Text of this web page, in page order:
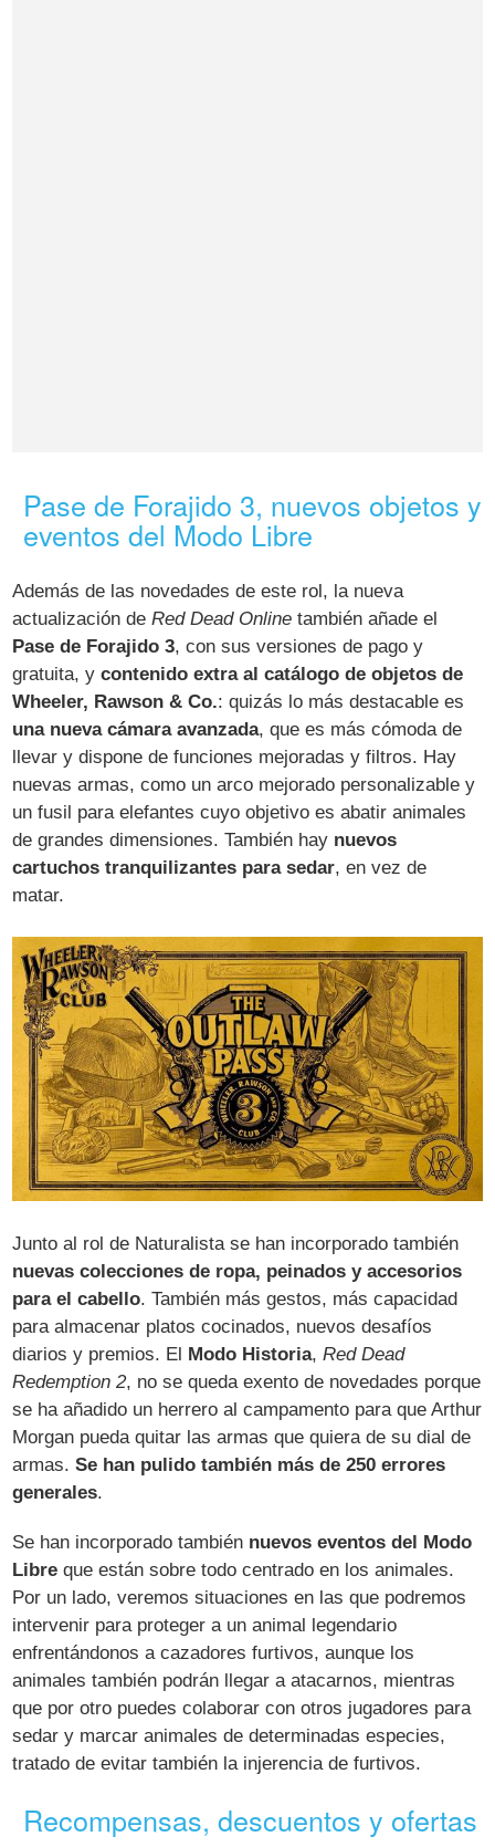
Pase de Forajido 3, nuevos objetos y
eventos del Modo Libre
Además de las novedades de este rol, la nueva
actualización deRed Dead Online también añade el
Pase de Forajido 3, con sus versiones de pago y
gratuita, ycontenido extra al catálogo de objetos de
Wheeler, Rawson & Co.: quizás lo más destacable es
una nueva cámara avanzada, que es más cómoda de
llevar y dispone de funciones mejoradas y filtros. Hay
nuevas armas, como un arco mejorado personalizable y
un fusil para elefantes cuyo objetivo es abatir animales
de grandes dimensiones. También hay nuevos
cartuchos tranquilizantes para sedar, en vez de
matar.
Junto al rol de Naturalista se han incorporado también
nuevas colecciones de ropa, peinados y accesorios
para el cabello. También más gestos, más capacidad
para almacenar platos cocinados, nuevos desafíos
diarios y premios. El Modo Historia,Red Dead
Redemption 2, no se queda exento de novedades porque
se ha añadido un herrero al campamento para que Arthur
Morgan pueda quitar las armas que quiera de su dial de
armas.Se han pulido también más de 250 errores
generales.
Se han incorporado también nuevos eventos del Modo
Libre que están sobre todo centrado en los animales.
Por un lado, veremos situaciones en las que podremos
intervenir para proteger a un animal legendario
enfrentándonos a cazadores furtivos, aunque los
animales también podrán llegar a atacarnos, mientras
que por otro puedes colaborar con otros jugadores para
sedar y marcar animales de determinadas especies,
tratado de evitar también la injerencia de furtivos.
Recompensas, descuentos y ofertas